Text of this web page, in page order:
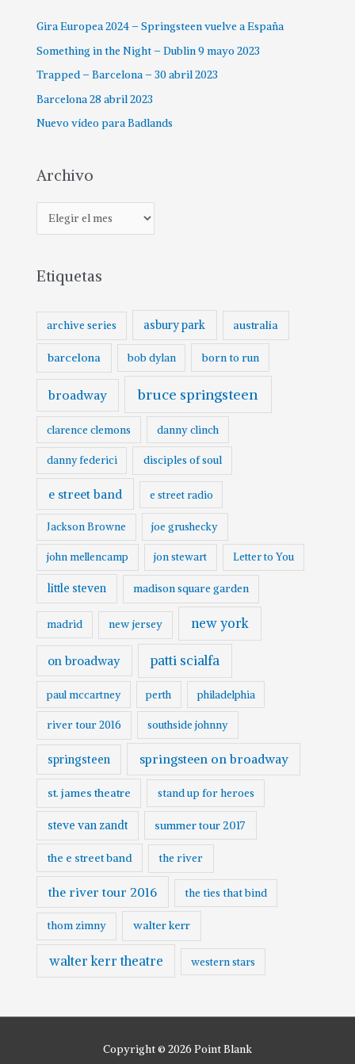
r
:
Gira Europea 2024 – Springsteen vuelve a España
Something in the Night – Dublin 9 mayo 2023
Trapped – Barcelona – 30 abril 2023
Barcelona 28 abril 2023
Nuevo vídeo para Badlands
Archivo
r
h
o
Etiquetas
archive series asbury park australia
barcelona bob dylan born to run
broadway bruce springsteen
clarence clemons danny clinch
danny federici disciples of soul
e street band e street radio
Jackson Browne joe grushecky
john mellencamp jon stewart Letter to You
little steven madison square garden
madrid new jersey new york
on broadway patti scialfa
paul mccartney perth philadelphia
river tour 2016 southside johnny
springsteen springsteen on broadway
st. james theatre stand up for heroes
steve van zandt summer tour 2017
the e street band the river
the river tour 2016 the ties that bind
thom zimny walter kerr
walter kerr theatre western stars
Copyright © 2026 Point Blank